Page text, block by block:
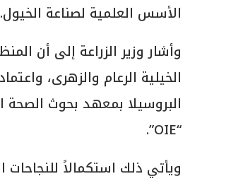
الأسس العلمية لصناعة الخيول.
وأشار وزير الزراعة إلى أن
الخيلية الرعام والزهرى،
البروسيلا بمعهد بحوث الصحة
“OIE”.